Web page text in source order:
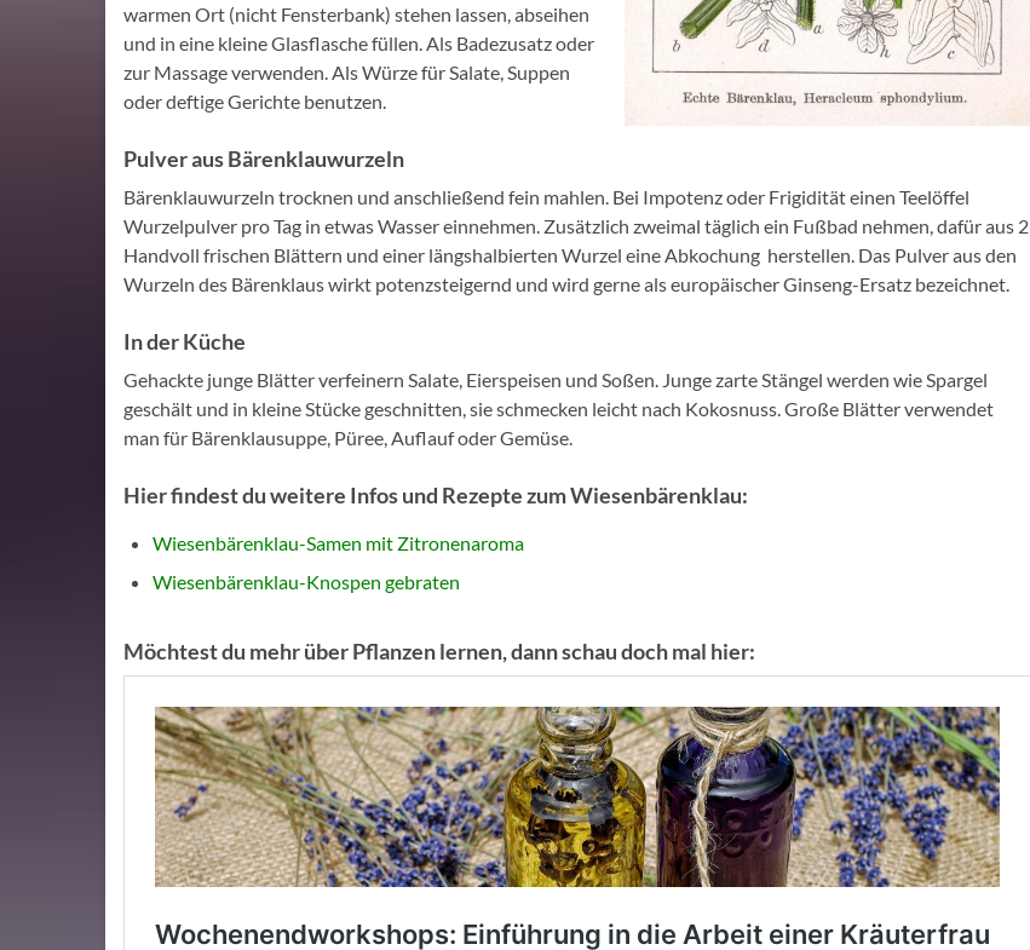
warmen Ort (nicht Fensterbank) stehen lassen, abseihen
und in eine kleine Glasflasche füllen. Als Badezusatz oder
zur Massage verwenden. Als Würze für Salate, Suppen
oder deftige Gerichte benutzen.
Pulver aus Bärenklauwurzeln
Bärenklauwurzeln trocknen und anschließend fein mahlen. Bei Impotenz oder Frigidität einen Teelöffel
Wurzelpulver pro Tag in etwas Wasser einnehmen. Zusätzlich zweimal täglich ein Fußbad nehmen, dafür aus 2
Handvoll frischen Blättern und einer längshalbierten Wurzel eine Abkochung herstellen. Das Pulver aus den
Wurzeln des Bärenklaus wirkt potenzsteigernd und wird gerne als europäischer Ginseng-Ersatz bezeichnet.
In der Küche
Gehackte junge Blätter verfeinern Salate, Eierspeisen und Soßen. Junge zarte Stängel werden wie Spargel
geschält und in kleine Stücke geschnitten, sie schmecken leicht nach Kokosnuss. Große Blätter verwendet
man für Bärenklausuppe, Püree, Auflauf oder Gemüse.
Hier findest du weitere Infos und Rezepte zum Wiesenbärenklau:
Wiesenbärenklau-Samen mit Zitronenaroma
Wiesenbärenklau-Knospen gebraten
Möchtest du mehr über Pflanzen lernen, dann schau doch mal hier: